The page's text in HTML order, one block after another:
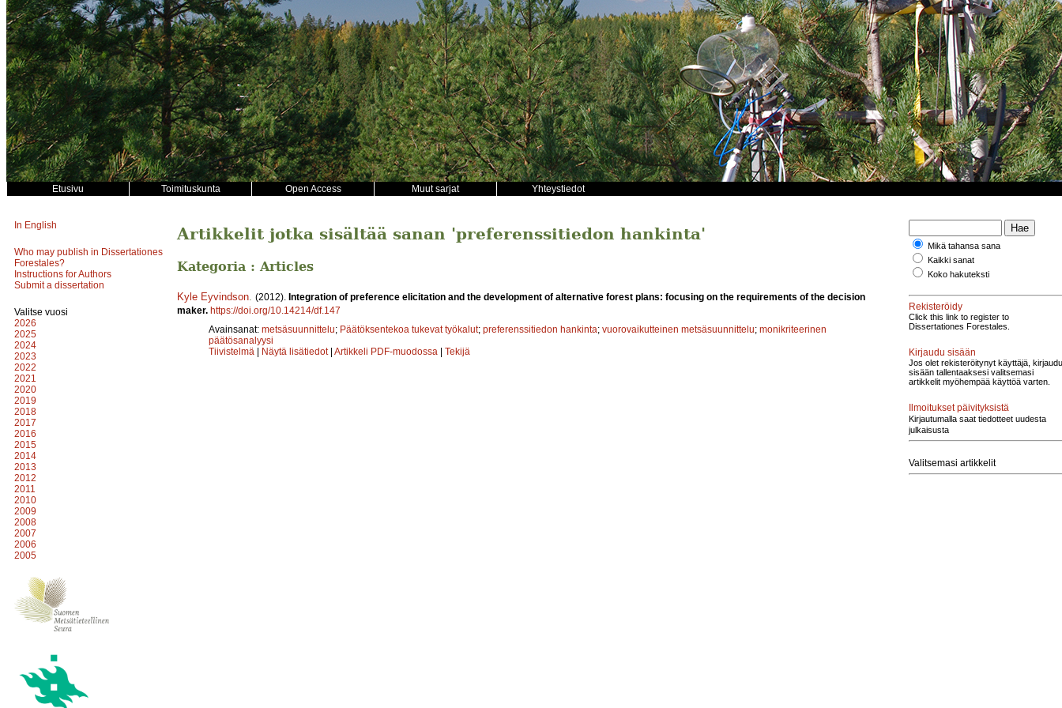
Etusivu Toimituskunta Open Access Muut sarjat Yhteystiedot
In English
Who may publish in Dissertationes
Forestales?
Instructions for Authors
Submit a dissertation
Valitse vuosi
2026
2025
2024
2023
2022
2021
2020
2019
2018
2017
2016
2015
2014
2013
2012
2011
2010
2009
2008
2007
2006
2005
Artikkelit jotka sisältää sanan 'preferenssitiedon hankinta'
Kategoria : Articles
Kyle Eyvindson (2012). Integration of preference elicitation and the development of alternative forest plans: focusing on the requirements of the decision
maker. https://doi.org/10.14214/df.147
Avainsanat: metsäsuunnittelu; Päätöksentekoa tukevat työkalut; preferenssitiedon hankinta; vuorovaikutteinen metsäsuunnittelu; monikriteerinen
päätösanalyysi
Tiivistelmä | Näytä lisätiedot | Artikkeli PDF-muodossa | Tekijä
Mikä tahansa sana
Kaikki sanat
Koko hakuteksti
Rekisteröidy
Click this link to register to
Dissertationes Forestales.
Kirjaudu sisään
Jos olet rekisteröitynyt käyttäjä, kirjaudu
sisään tallentaaksesi valitsemasi
artikkelit myöhempää käyttöä varten.
Ilmoitukset päivityksistä
Kirjautumalla saat tiedotteet uudesta
julkaisusta
Valitsemasi artikkelit